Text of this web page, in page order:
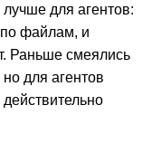
для агентов:
файлам, и
Раньше смеялись
но для агентов